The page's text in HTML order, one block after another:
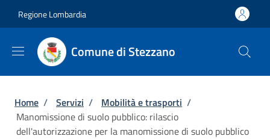
Regione Lombardia
Comune di Stezzano
Briciole di pane
Home / Servizi / Mobilità e trasporti /
Manomissione di suolo pubblico: rilascio
dell'autorizzazione per la manomissione di suolo pubblico